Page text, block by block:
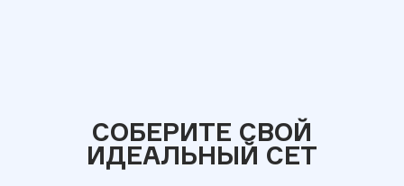
СОБЕРИТЕ СВОЙ
ИДЕАЛЬНЫЙ СЕТ